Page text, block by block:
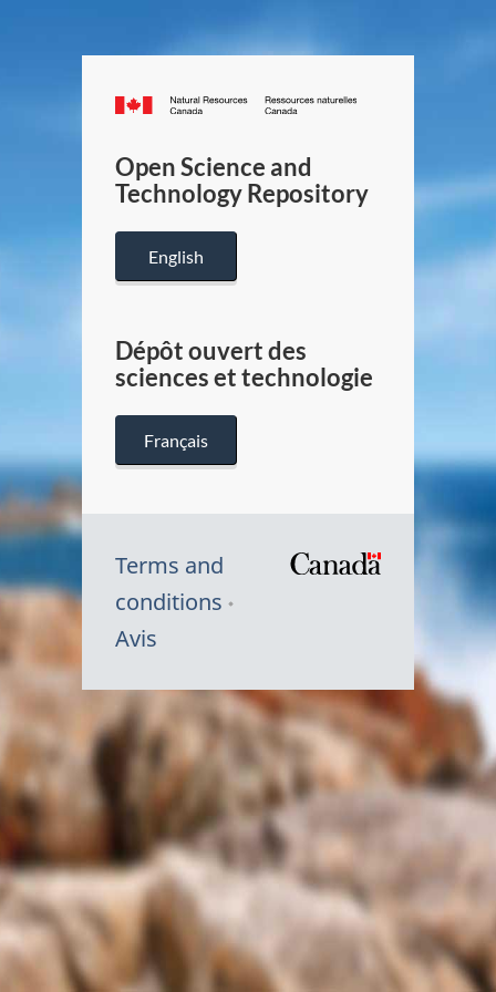
Canada.ca
/
Canada
Open Science and
Technology Repository
English
Dépôt ouvert des
sciences et technologie
Français
Terms and
conditions
Avis
Symbole
du
Canada